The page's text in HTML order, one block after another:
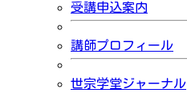
受講申込案内
講師プロフィール
世宗学堂ジャーナル